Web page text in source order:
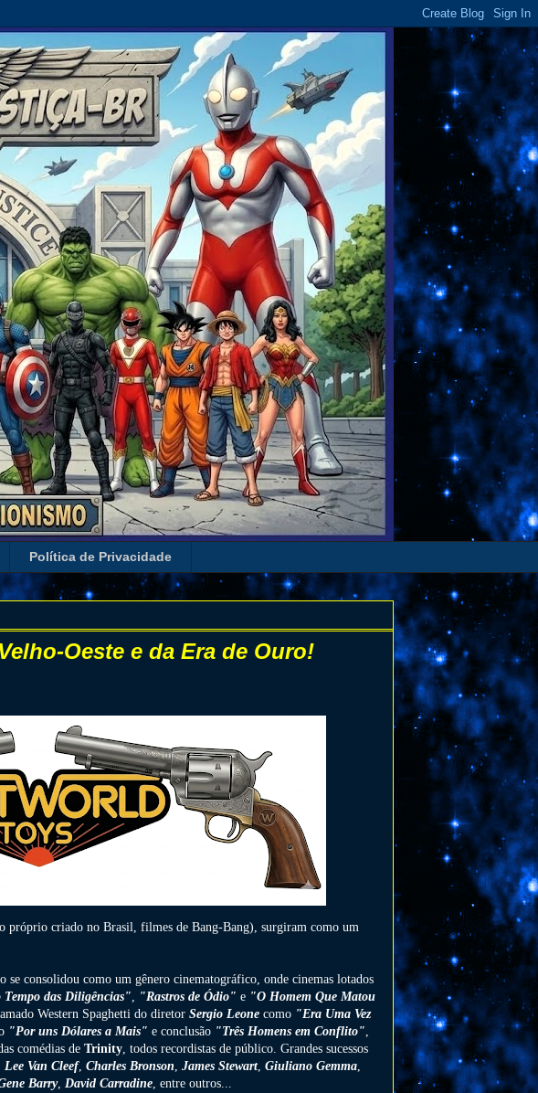
Política de Privacidade
Oeste e da Era de Ouro!
próprio criado no Brasil, filmes de Bang-Bang), surgiram como um
se consolidou como um gênero cinematográfico, onde cinemas lotados
Tempo das Diligências" "Rastros de Ódio" e "O Homem Que Matou
Western Spaghetti do diretor Sergio Leone como "Era Uma Vez
"Por uns Dólares a Mais" e conclusão "Três Homens em Conflito"
comédias de Trinity , todos recordistas de público. Grandes sucessos
Lee Van Cleef, Charles Bronson James Stewart, Giuliano Gemma
Barry, David Carradine , entre outros...